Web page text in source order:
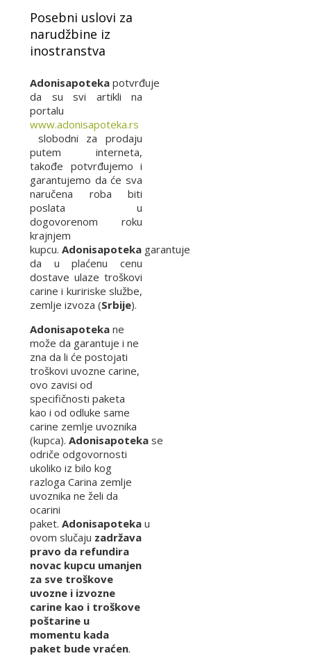
Posebni uslovi za
narudžbine iz
inostranstva
Adonisapoteka potvrđuje
da su svi artikli na
portalu
www.adonisapoteka.rs
slobodni za prodaju
putem interneta,
takođe potvrđujemo i
garantujemo da će sva
naručena roba biti
poslata u
dogovorenom roku
krajnjem
kupcu. Adonisapoteka garantuje
da u plaćenu cenu
dostave ulaze troškovi
carine i kuririske službe,
zemlje izvoza (Srbije).
Adonisapoteka ne
može da garantuje i ne
zna da li će postojati
troškovi uvozne carine,
ovo zavisi od
specifičnosti paketa
kao i od odluke same
carine zemlje uvoznika
(kupca). Adonisapoteka se
odriče odgovornosti
ukoliko iz bilo kog
razloga Carina zemlje
uvoznika ne želi da
ocarini
paket. Adonisapoteka u
ovom slučaju zadržava
pravo da refundira
novac kupcu umanjen
za sve troškove
uvozne i izvozne
carine kao i troškove
poštarine u
momentu kada
paket bude vraćen.